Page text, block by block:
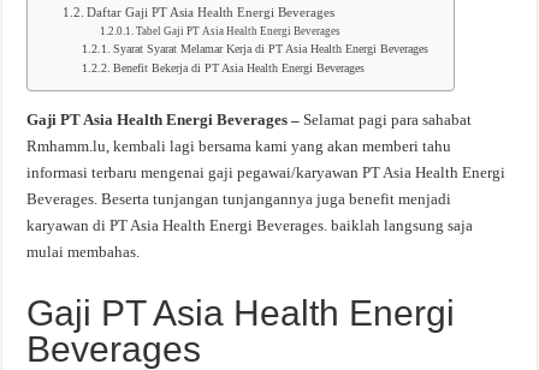
Daftar Gaji PT Asia Health Energi Beverages
Tabel Gaji PT Asia Health Energi Beverages
Syarat Syarat Melamar Kerja di PT Asia Health Energi Beverages
Benefit Bekerja di PT Asia Health Energi Beverages
Gaji PT Asia Health Energi Beverages –Selamat pagi para sahabat
Rmhamm.lu, kembali lagi bersama kami yang akan memberi tahu
informasi terbaru mengenai gaji pegawai/karyawan PT Asia Health Energi
Beverages. Beserta tunjangan tunjangannya juga benefit menjadi
karyawan di PT Asia Health Energi Beverages. baiklah langsung saja
mulai membahas.
Gaji PT Asia Health Energi
Beverages